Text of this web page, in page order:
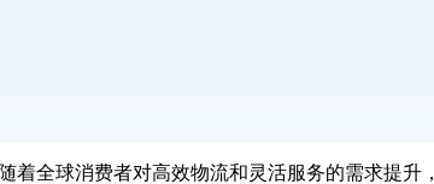
全球消费者对高效物流和灵活服务的需求提升，